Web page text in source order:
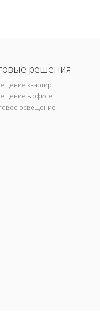
решения
квартир
в офисе
освещение